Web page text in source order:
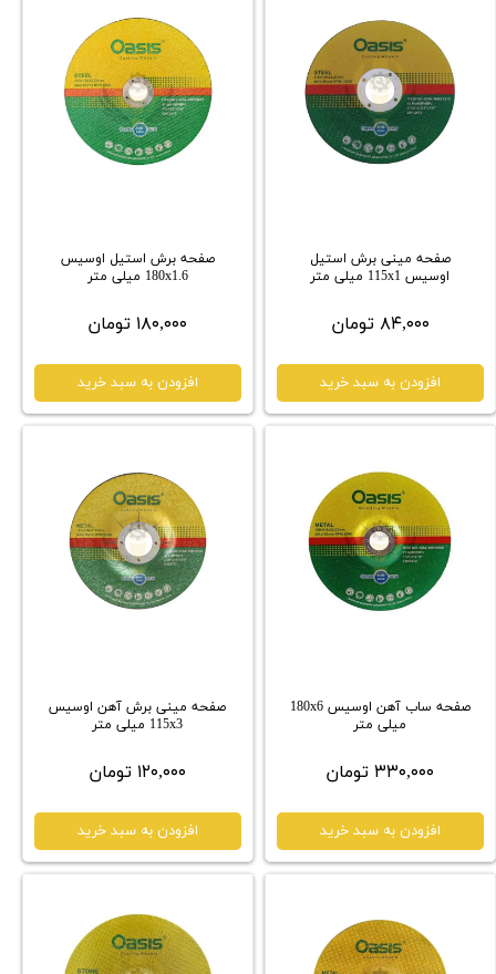
صفحه مینی برش استیل
اوسیس 115x1 میلی متر
۸۴,۰۰۰ تومان
افزودن به سبد خرید
صفحه برش استیل اوسیس
180x1.6 میلی متر
۱۸۰,۰۰۰ تومان
افزودن به سبد خرید
صفحه ساب آهن اوسیس 180x6
میلی متر
۳۳۰,۰۰۰ تومان
افزودن به سبد خرید
صفحه مینی برش آهن اوسیس
115x3 میلی متر
۱۲۰,۰۰۰ تومان
افزودن به سبد خرید